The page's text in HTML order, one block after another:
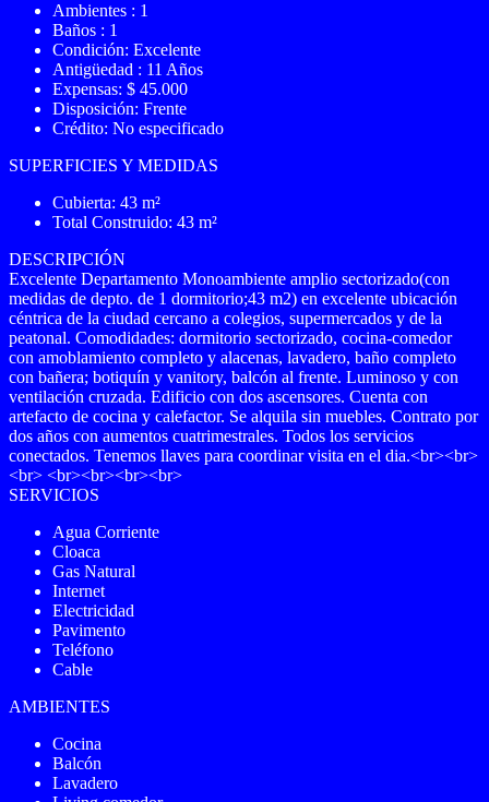
Ambientes : 1
Baños : 1
Condición: Excelente
Antigüedad : 11 Años
Expensas: $ 45.000
Disposición: Frente
Crédito: No especificado
SUPERFICIES Y MEDIDAS
Cubierta: 43 m²
Total Construido: 43 m²
DESCRIPCIÓN
Excelente Departamento Monoambiente amplio sectorizado(con
medidas de depto. de 1 dormitorio;43 m2) en excelente ubicación
céntrica de la ciudad cercano a colegios, supermercados y de la
peatonal. Comodidades: dormitorio sectorizado, cocina-comedor
con amoblamiento completo y alacenas, lavadero, baño completo
con bañera; botiquín y vanitory, balcón al frente. Luminoso y con
ventilación cruzada. Edificio con dos ascensores. Cuenta con
artefacto de cocina y calefactor. Se alquila sin muebles. Contrato por
dos años con aumentos cuatrimestrales. Todos los servicios
conectados. Tenemos llaves para coordinar visita en el dia.<br><br>
<br> <br><br><br><br>
SERVICIOS
Agua Corriente
Cloaca
Gas Natural
Internet
Electricidad
Pavimento
Teléfono
Cable
AMBIENTES
Cocina
Balcón
Lavadero